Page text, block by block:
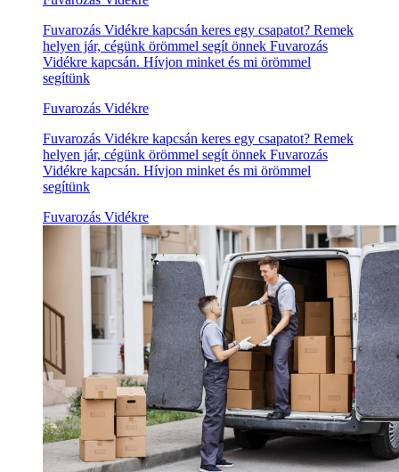
Fuvarozás Vidékre kapcsán keres egy csapatot? Remek
helyen jár, cégünk örömmel segít önnek Fuvarozás
Vidékre kapcsán. Hívjon minket és mi örömmel
segítünk
Fuvarozás Vidékre
Fuvarozás Vidékre kapcsán keres egy csapatot? Remek
helyen jár, cégünk örömmel segít önnek Fuvarozás
Vidékre kapcsán. Hívjon minket és mi örömmel
segítünk
Fuvarozás Vidékre